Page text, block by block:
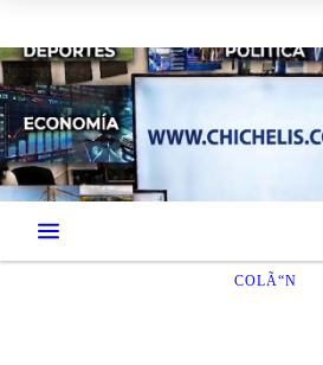
COLÃ“N